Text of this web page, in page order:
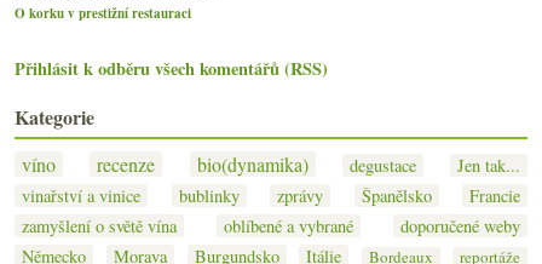
O korku v prestižní restauraci
Přihlásit k odběru všech komentářů (RSS)
Kategorie
víno recenze bio(dynamika) degustace
Jen tak...
vinařství a vinice
bublinky zprávy Španělsko
Francie
zamyšlení o světě vína
oblíbené a vybrané
doporučené weby
Německo
Morava Burgundsko Itálie Bordeaux reportáže